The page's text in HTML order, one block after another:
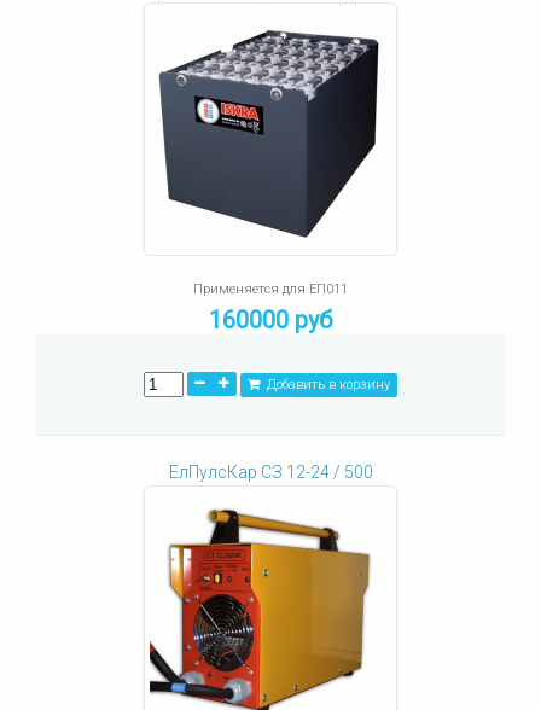
Применяется для ЕП011
160000 руб
Добавить в корзину
ЕлПулсКар СЗ 12-24 / 500